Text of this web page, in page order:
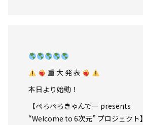
重 大 発 表
本日より始動！
【ぺろぺろきゃんでー presents
“Welcome to 6次元” プロジェクト】